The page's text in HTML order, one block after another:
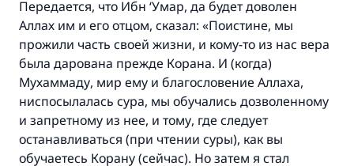
Передается, что Ибн ‘Умар, да будет доволен
Аллах им и его отцом, сказал: «Поистине, мы
прожили часть своей жизни, и кому-то из нас вера
была дарована прежде Корана. И (когда)
Мухаммаду, мир ему и благословение Аллаха,
ниспосылалась сура, мы обучались дозволенному
и запретному из нее, и тому, где следует
останавливаться (при чтении суры), как вы
обучаетесь Корану (сейчас). Но затем я стал